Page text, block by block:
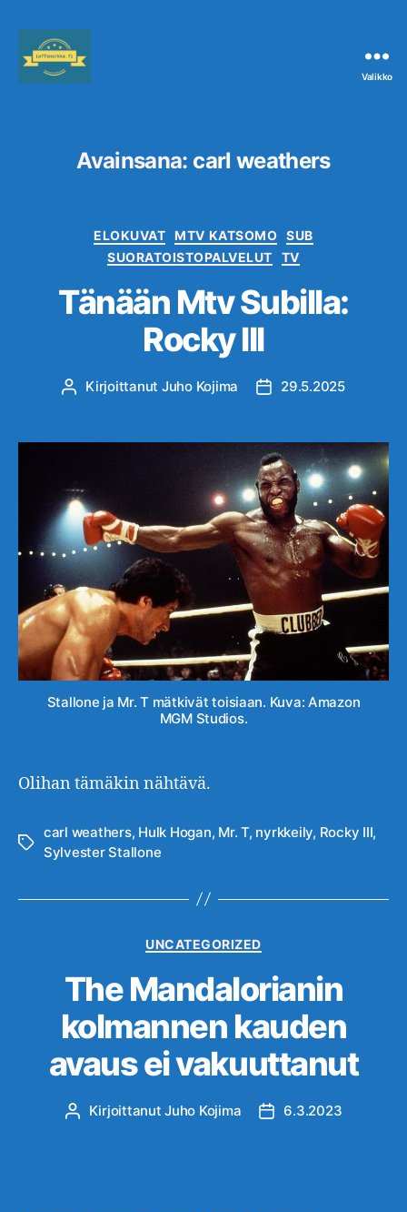
Valikko
Avainsana: carl weathers
Kategoriat
ELOKUVAT MTV KATSOMO SUB
SUORATOISTOPALVELUT
TV
Tänään Mtv Subilla:
Rocky III
Kirjoittaja
Kirjoittanut Juho Kojima Julkaisupäivämäärä
29.5.2025
Stallone ja Mr. T mätkivät toisiaan. Kuva: Amazon
MGM Studios.
Olihan tämäkin nähtävä.
Avainsanat
carl weathers, Hulk Hogan, Mr. T, nyrkkeily, Rocky III,
Sylvester Stallone
Kategoriat
UNCATEGORIZED
The Mandalorianin
kolmannen kauden
avaus ei vakuuttanut
Kirjoittaja
KirjoittanutJuho Kojima Julkaisupäivämäärä
6.3.2023